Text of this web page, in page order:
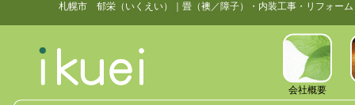
札幌市 郁栄（いくえい）｜畳（襖／障子）・内装工事・リフォー
会社概要